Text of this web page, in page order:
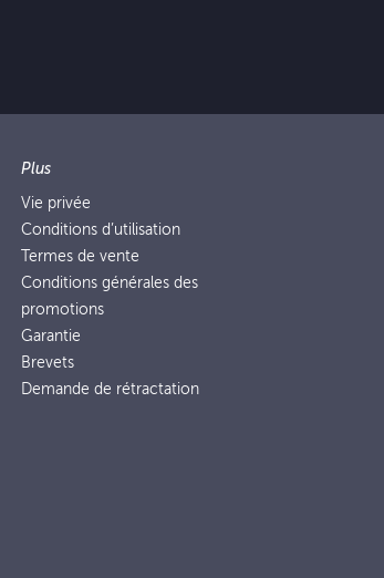
Plus
Vie privée
Conditions d’utilisation
Termes de vente
Conditions générales des
promotions
Garantie
Brevets
Demande de rétractation